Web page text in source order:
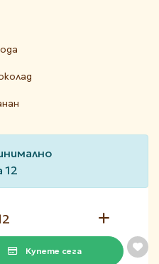
12
Купете сега